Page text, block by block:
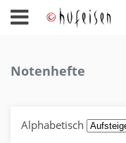
Notenhefte
Alphabetisch